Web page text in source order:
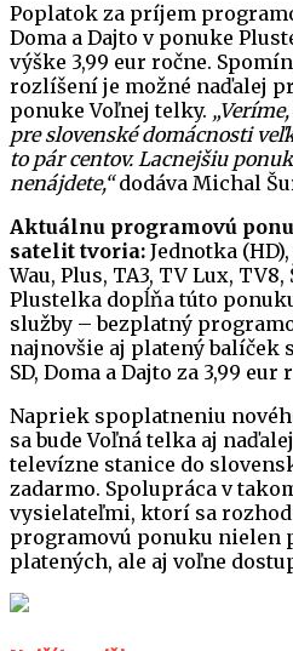
Poplatok za príjem
Doma a Dajto v ponuke
výške 3,99 eur ročne.
rozlíšení je možné naďalej
ponuke Voľnej telky.
pre slovenské domácnosti
to pár centov. Lacnejšiu
nenájdete,“dodáva Michal
Aktuálnu programovú
satelit tvoria: Jednotka
Wau, Plus, TA3, TV Lux, TV8,
Plustelka dopĺňa túto
služby – bezplatný
najnovšie aj platený balíček
SD, Doma a Dajto za 3,99 eur
Napriek spoplatneniu
sa bude Voľná telka aj
televízne stanice do
zadarmo. Spolupráca v
vysielateľmi, ktorí sa
programovú ponuku nielen
platených, ale aj voľne